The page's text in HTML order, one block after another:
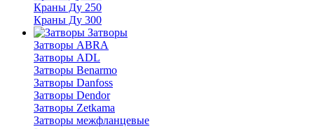
Краны Ду 250
Краны Ду 300
Затворы
Затворы ABRA
Затворы ADL
Затворы Benarmo
Затворы Danfoss
Затворы Dendor
Затворы Zetkama
Затворы межфланцевые